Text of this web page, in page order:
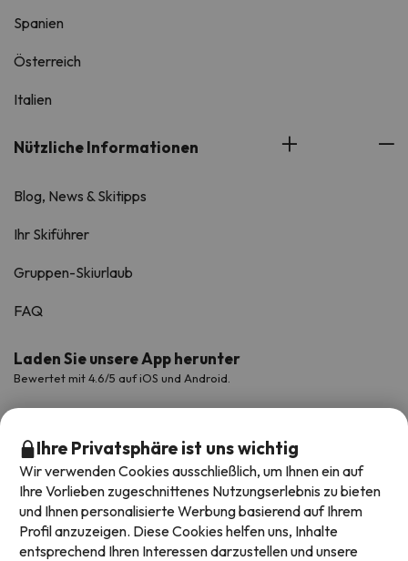
Spanien
Österreich
Italien
Nützliche Informationen
Blog, News & Skitipps
Ihr Skiführer
Gruppen-Skiurlaub
FAQ
Laden Sie unsere App herunter
Bewertet mit 4.6/5 auf iOS und Android.
Ihre Privatsphäre ist uns wichtig
Wir verwenden Cookies ausschließlich, um Ihnen ein auf
Ihre Vorlieben zugeschnittenes Nutzungserlebnis zu bieten
und Ihnen personalisierte Werbung basierend auf Ihrem
Profil anzuzeigen. Diese Cookies helfen uns, Inhalte
entsprechend Ihren Interessen darzustellen und unsere